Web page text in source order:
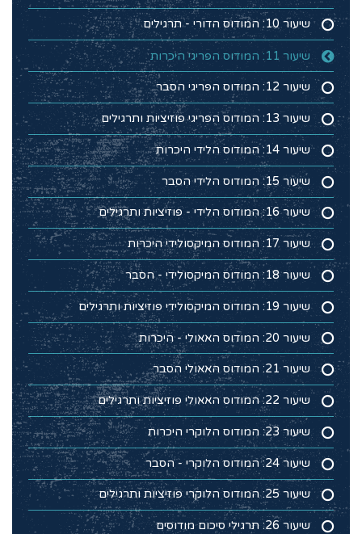
שיעור 10: המודוס הדורי - תרגילים
שיעור 11: המודוס הפריגי היכרות
שיעור 12: המודוס הפריגי הסבר
שיעור 13: המודוס הפריגי פוזיציות ותרגילים
שיעור 14: המודוס הלידי היכרות
שיעור 15: המודוס הלידי הסבר
שיעור 16: המודוס הלידי - פוזיציות ותרגילים
שיעור 17: המודוס המיקסולידי היכרות
שיעור 18: המודוס המיקסולידי - הסבר
שיעור 19: המודוס המיקסולידי פוזיציות ותרגילים
שיעור 20: המודוס האאולי - היכרות
שיעור 21: המודוס האאולי הסבר
שיעור 22: המודוס האאולי פוזיציות ותרגילים
שיעור 23: המודוס הלוקרי היכרות
שיעור 24: המודוס הלוקרי - הסבר
שיעור 25: המודוס הלוקרי פוזיציות ותרגילים
שיעור 26: תרגילי סיכום מודוסים